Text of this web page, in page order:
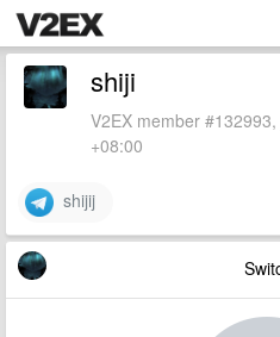
shiji
V2EX member
+08:00
shijij